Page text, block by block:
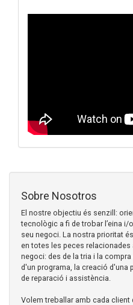
Sobre Nosotros
El nostre objectiu és senzill:
tecnològic a fi de trobar l’eina i/
seu negoci. La nostra prioritat
en totes les peces
negoci: des de la tria i la
d'un programa, la creació d'una
de reparació i assistència.
Volem treballar amb cada